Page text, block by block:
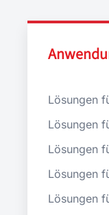
Lösungen
Lösungen
Lösungen
Lösungen
Lösungen